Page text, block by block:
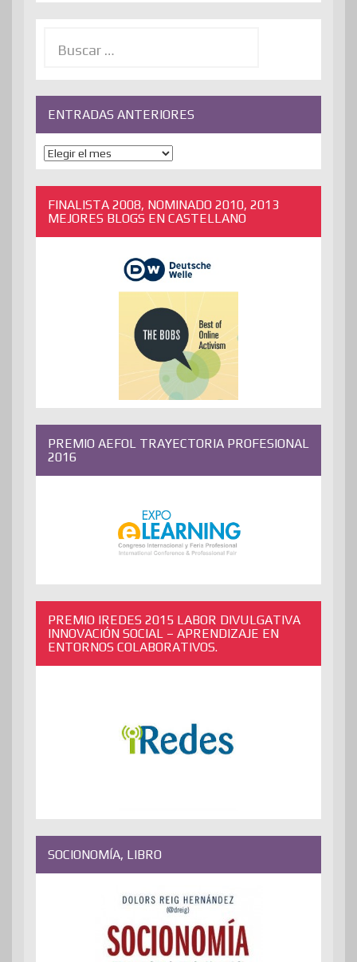
ENTRADAS ANTERIORES
ENTRADAS
ANTERIORES
FINALISTA 2008, NOMINADO 2010, 2013
MEJORES BLOGS EN CASTELLANO
PREMIO AEFOL TRAYECTORIA PROFESIONAL
2016
PREMIO IREDES 2015 LABOR DIVULGATIVA
INNOVACIÓN SOCIAL – APRENDIZAJE EN
ENTORNOS COLABORATIVOS.
SOCIONOMÍA, LIBRO